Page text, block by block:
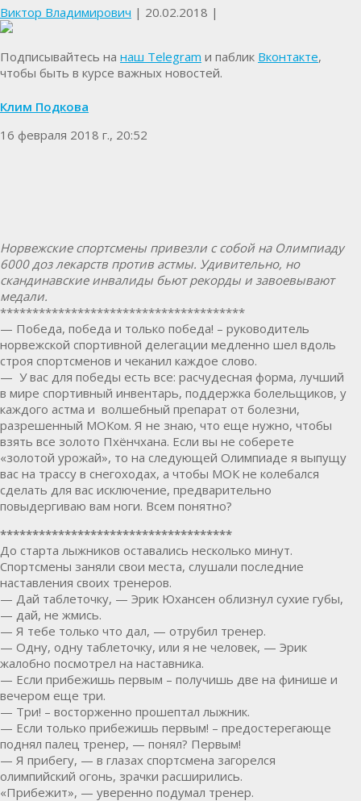
Виктор Владимирович | 20.02.2018 |
Подписывайтесь на наш Telegram и паблик Вконтакте,
чтобы быть в курсе важных новостей.
Клим Подкова
16 февраля 2018 г., 20:52
Норвежские спортсмены привезли с собой на Олимпиаду
6000 доз лекарств против астмы. Удивительно, но
скандинавские инвалиды бьют рекорды и завоевывают
медали.
**************************************
— Победа, победа и только победа! – руководитель
норвежской спортивной делегации медленно шел вдоль
строя спортсменов и чеканил каждое слово.
— У вас для победы есть все: расчудесная форма, лучший
в мире спортивный инвентарь, поддержка болельщиков, у
каждого астма и волшебный препарат от болезни,
разрешенный МОКом. Я не знаю, что еще нужно, чтобы
взять все золото Пхёнчхана. Если вы не соберете
«золотой урожай», то на следующей Олимпиаде я выпущу
вас на трассу в снегоходах, а чтобы МОК не колебался
сделать для вас исключение, предварительно
повыдергиваю вам ноги. Всем понятно?
************************************
До старта лыжников оставались несколько минут.
Спортсмены заняли свои места, слушали последние
наставления своих тренеров.
— Дай таблеточку, — Эрик Юхансен облизнул сухие губы,
— дай, не жмись.
— Я тебе только что дал, — отрубил тренер.
— Одну, одну таблеточку, или я не человек, — Эрик
жалобно посмотрел на наставника.
— Если прибежишь первым – получишь две на финише и
вечером еще три.
— Три! – восторженно прошептал лыжник.
— Если только прибежишь первым! – предостерегающе
поднял палец тренер, — понял? Первым!
— Я прибегу, — в глазах спортсмена загорелся
олимпийский огонь, зрачки расширились.
«Прибежит», — уверенно подумал тренер.